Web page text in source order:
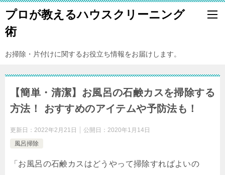
プロが教えるハウスクリーニング
術
お掃除・片付けに関するお役立ち情報をお届けします。
【簡単・清潔】お風呂の石鹸カスを掃除する
方法！ おすすめのアイテムや予防法も！
更新日： 2022年2月21日 公開日： 2020年1月14日
風呂掃除
「お風呂の石鹸カスはどうやって掃除すればよいの